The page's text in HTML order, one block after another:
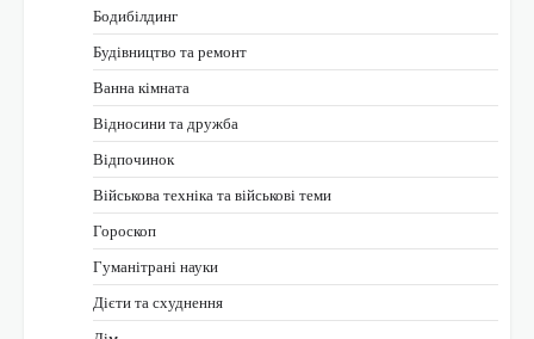
Бодибілдинг
Будівництво та ремонт
Ванна кімната
Відносини та дружба
Відпочинок
Військова техніка та військові теми
Гороскоп
Гуманітрані науки
Дієти та схуднення